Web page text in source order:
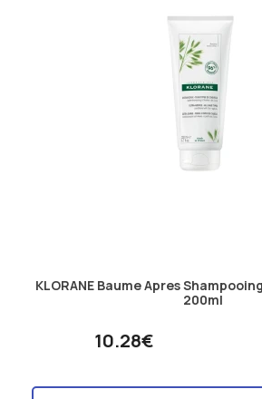
KLORANE Baume Apres
200ml
10.28€